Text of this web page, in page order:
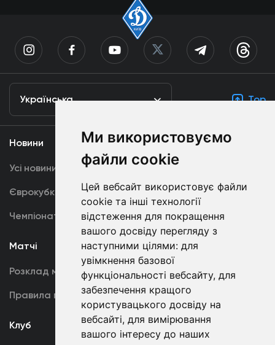
Ми використовуємо
файли cookie
Цей вебсайт використовує файли
cookie та інші технології
відстеження для покращення
вашого досвіду перегляду з
наступними цілями: для
увімкнення базової
функціональності вебсайту, для
забезпечення кращого
користувацького досвіду на
вебсайті, для вимірювання
вашого інтересу до наших
Українська Top
Новини
Усі новини
Єврокубки
Чемпіонат України
Медіа
Динамо TV
Фотогалерея
Акредитація
Матчі
Розклад матчів
Правила поведінки
Команда
Перша команда
U19
Клуб